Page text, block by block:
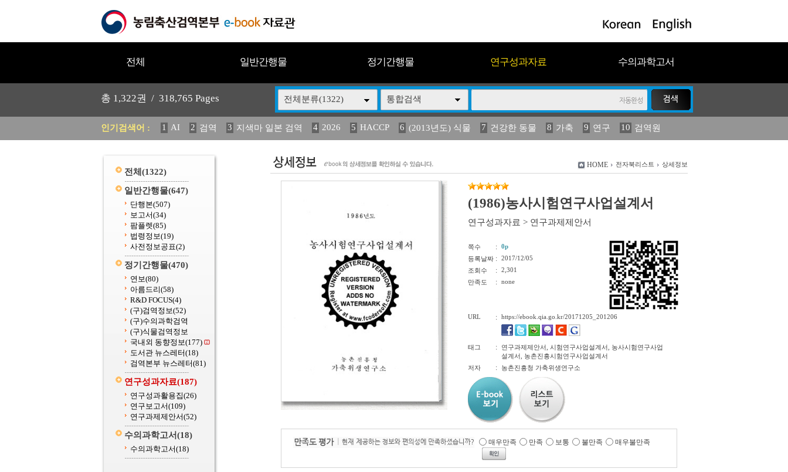
전체 일반간행물 정기간행물 연구성과자료 수의과학고서
총 1,322권 / 318,765 Pages 전체분류(1322) 통합검색
인기검색어 : 1 AI 2 검역 3 지색마 일본 검역 4 2026 5 HACCP 6 (2013년도) 식물 7 건강한 동물 8 가축 9 연구 10 검역원
11 2025 12 중독성 식물 도감 13 媛 異 14 (2013년도) 식 15 구제역 16 관리 17 연보 18 2023 19 농림수산
전체 (1322)
일반간행물(647)
단행본(507)
보고서(34)
팜플렛(85)
법령정보(19)
사전정보공표(2)
정기간행물(470)
연보(80)
아름드리(58)
R&D FOCUS(4)
(구)검역정보(52)
(구)수의과학검역
(구)식물검역정보
국내외 동향정보(177)
도서관 뉴스레터(18)
검역본부 뉴스레터(81)
연구성과자료(187)
연구성과활용집(26)
연구보고서(109)
연구과제제안서(52)
수의과학고서(18)
수의과학고서(18)
HOME 전자북리스트 상세정보
(1986)농사시험연구사업설계서
연구성과자료 > 연구과제제안서
쪽수 :
0p
등록날짜 :
2017/12/05
조회수
:
2,301
만족도
: none
URL : https://ebook.qia.go.kr/20171205_201206
태그 :
연구과제제안서, 시험연구사업설계서, 농사시험연구사업
설계서, 농촌진흥시험연구사업설계서
저자
: 농촌진흥청 가축위생연구소
매우만족 만족 보통 불만족 매우불만족